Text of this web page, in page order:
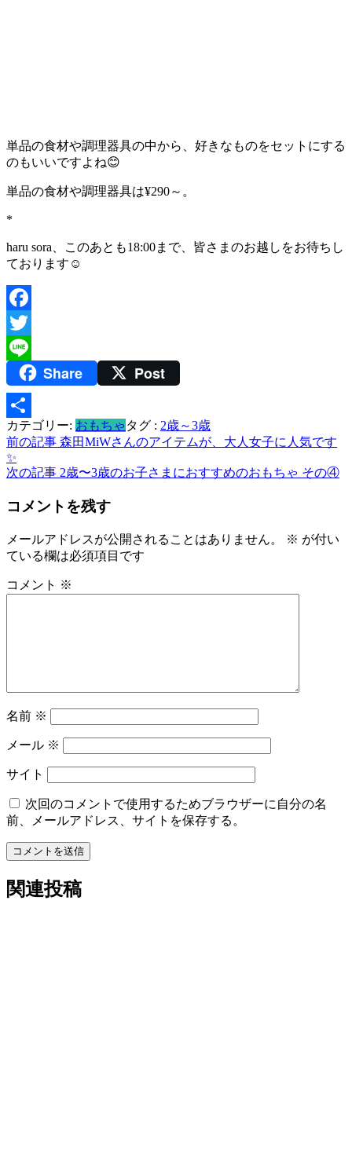
単品の食材や調理器具の中から、好きなものをセットにする
のもいいですよね😊
単品の食材や調理器具は¥290～。
*
haru sora、このあとも18:00まで、皆さまのお越しをお待ちし
ております☺️
Facebook
Twitter
Line
Share Post
共
有
カテゴリー: おもちゃ タグ : 2歳～3歳
投
稿
ナ
ゲ
シ
前の記事 森田MiWさんのアイテムが、大人女子に人気です
✨
次の記事 2歳〜3歳のお子さまにおすすめのおもちゃ その④
コメントを残す
メールアドレスが公開されることはありません。 ※ が付い
ている欄は必須項目です
コメント ※
名前 ※
メール ※
サイト
次回のコメントで使用するためブラウザーに自分の名
前、メールアドレス、サイトを保存する。
コメントを送信
関連投稿